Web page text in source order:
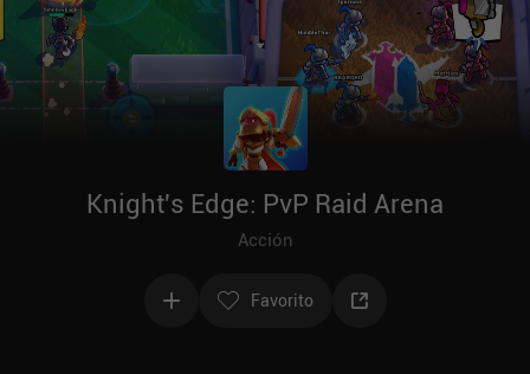
Knight's Edge: PvP Raid Arena
Acción
Favorito